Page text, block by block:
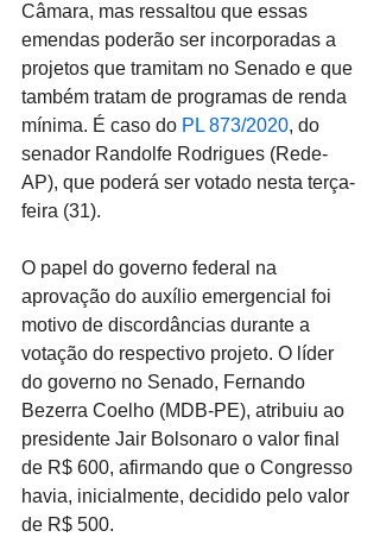
Câmara, mas ressaltou que essas
emendas poderão ser incorporadas a
projetos que tramitam no Senado e que
também tratam de programas de renda
mínima. É caso do PL 873/2020, do
senador Randolfe Rodrigues (Rede-
AP), que poderá ser votado nesta terça-
feira (31).
O papel do governo federal na
aprovação do auxílio emergencial foi
motivo de discordâncias durante a
votação do respectivo projeto. O líder
do governo no Senado, Fernando
Bezerra Coelho (MDB-PE), atribuiu ao
presidente Jair Bolsonaro o valor final
de R$ 600, afirmando que o Congresso
havia, inicialmente, decidido pelo valor
de R$ 500.